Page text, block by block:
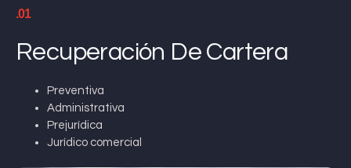
.01
Recuperación De Cartera
Preventiva
Administrativa
Prejurídica
Jurídico comercial